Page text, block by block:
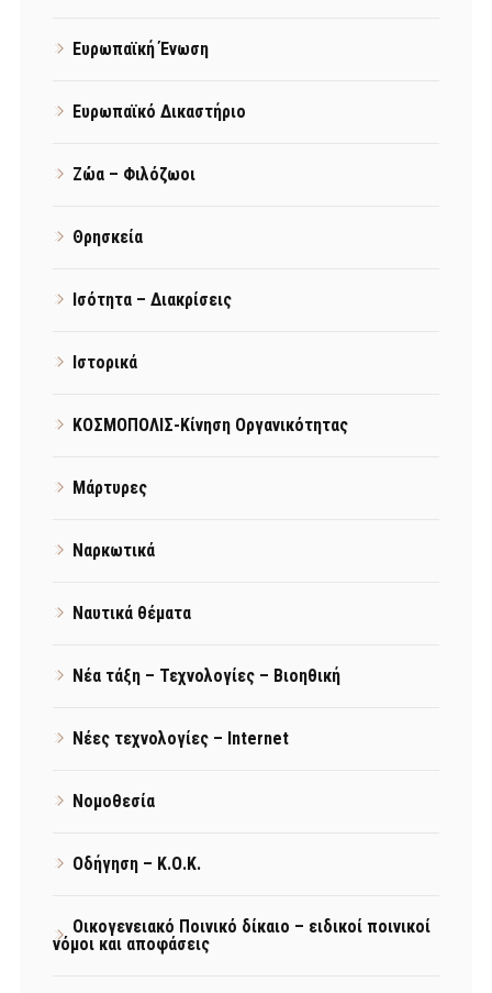
Ευρωπαϊκή Ένωση
Ευρωπαϊκό Δικαστήριο
Ζώα – Φιλόζωοι
Θρησκεία
Ισότητα – Διακρίσεις
Ιστορικά
ΚΟΣΜΟΠΟΛΙΣ-Κίνηση Οργανικότητας
Μάρτυρες
Ναρκωτικά
Ναυτικά θέματα
Νέα τάξη – Τεχνολογίες – Βιοηθική
Νέες τεχνολογίες – Internet
Νομοθεσία
Οδήγηση – Κ.Ο.Κ.
Οικογενειακό Ποινικό δίκαιο – ειδικοί ποινικοί
νόμοι και αποφάσεις